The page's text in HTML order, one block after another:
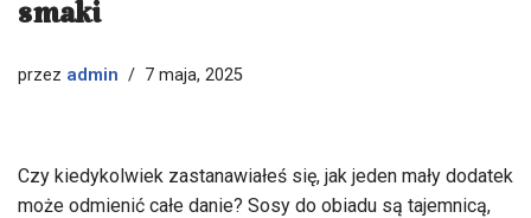
smaki
przez admin 7 maja, 2025
Czy kiedykolwiek zastanawiałeś się, jak jeden mały dodatek
może odmienić całe danie? Sosy do obiadu są tajemnicą,